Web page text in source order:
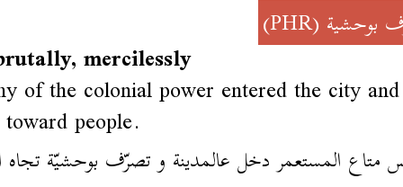
بوحشية(PHR)
mercilessly
of the colonial power entered the city
people.
متاع المستعمر دخل عالمدينة و تصرّف بوحشيّة تجاه